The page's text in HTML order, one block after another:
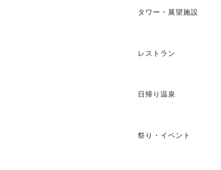
タワー・展望施設
レストラン
日帰り温泉
祭り・イベント